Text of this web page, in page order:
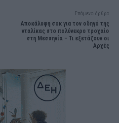
Επόμενο άρθρο
Αποκάλυψη σοκ για τον οδηγό της
νταλίκας στο πολύνεκρο τροχαίο
στη Μεσσηνία – Τι εξετάζουν οι
Αρχές